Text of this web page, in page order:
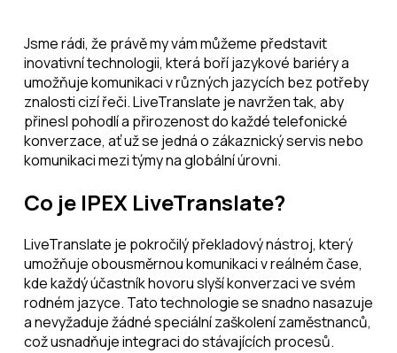
Jsme rádi, že právě my vám můžeme představit
inovativní technologii, která boří jazykové bariéry a
umožňuje komunikaci v různých jazycích bez potřeby
znalosti cizí řeči. LiveTranslate je navržen tak, aby
přinesl pohodlí a přirozenost do každé telefonické
konverzace, ať už se jedná o zákaznický servis nebo
komunikaci mezi týmy na globální úrovni.
Co je IPEX LiveTranslate?
LiveTranslate je pokročilý překladový nástroj, který
umožňuje obousměrnou komunikaci v reálném čase,
kde každý účastník hovoru slyší konverzaci ve svém
rodném jazyce. Tato technologie se snadno nasazuje
a nevyžaduje žádné speciální zaškolení zaměstnanců,
což usnadňuje integraci do stávajících procesů.